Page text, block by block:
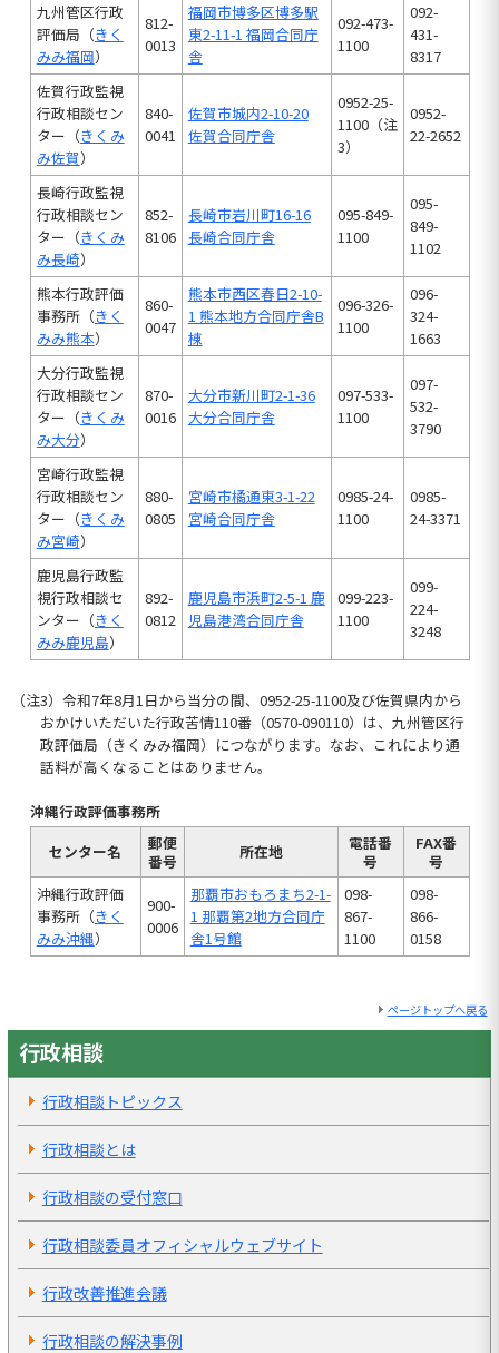
九州管区行政
評価局（きく
みみ福岡）
812-
0013
福岡市博多区博多駅
東2-11-1 福岡合同庁
舎
092-473-
1100
092-
431-
8317
佐賀行政監視
行政相談セン
ター（きくみ
み佐賀）
840-
0041
佐賀市城内2-10-20
佐賀合同庁舎
0952-25-
1100（注
3）
0952-
22-2652
長崎行政監視
行政相談セン
ター（きくみ
み長崎）
852-
8106
長崎市岩川町16-16
長崎合同庁舎
095-849-
1100
095-
849-
1102
熊本行政評価
事務所（きく
みみ熊本）
860-
0047
熊本市西区春日2-10-
1 熊本地方合同庁舎B
棟
096-326-
1100
096-
324-
1663
大分行政監視
行政相談セン
ター（きくみ
み大分）
870-
0016
大分市新川町2-1-36
大分合同庁舎
097-533-
1100
097-
532-
3790
宮崎行政監視
行政相談セン
ター（きくみ
み宮崎）
880-
0805
宮崎市橘通東3-1-22
宮崎合同庁舎
0985-24-
1100
0985-
24-3371
鹿児島行政監
視行政相談セ
ンター（きく
みみ鹿児島）
892-
0812
鹿児島市浜町2-5-1 鹿
児島港湾合同庁舎
099-223-
1100
099-
224-
3248
（注3）令和7年8月1日から当分の間、0952-25-1100及び佐賀県内から
おかけいただいた行政苦情110番（0570-090110）は、九州管区行
政評価局（きくみみ福岡）につながります。なお、これにより通
話料が高くなることはありません。
沖縄行政評価事務所
センター名
郵便
番号
所在地
電話番
号
FAX番
号
沖縄行政評価
事務所（きく
みみ沖縄）
900-
0006
那覇市おもろまち2-1-
1 那覇第2地方合同庁
舎1号館
098-
867-
1100
098-
866-
0158
ページトップへ戻る
行政相談
行政相談トピックス
行政相談とは
行政相談の受付窓口
行政相談委員オフィシャルウェブサイト
行政改善推進会議
行政相談の解決事例